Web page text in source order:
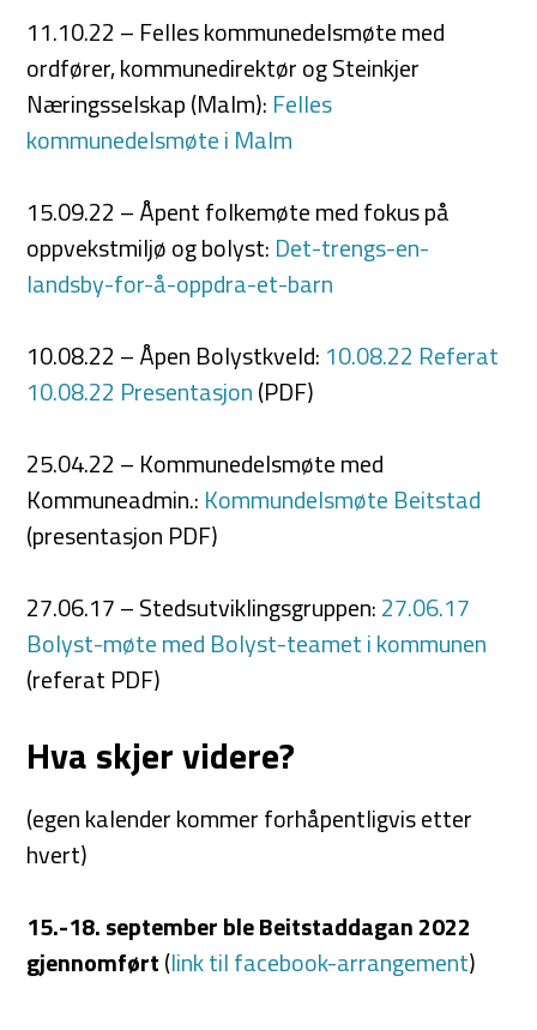
11.10.22 – Felles kommunedelsmøte med
ordfører, kommunedirektør og Steinkjer
Næringsselskap (Malm): Felles
kommunedelsmøte i Malm
15.09.22 – Åpent folkemøte med fokus på
oppvekstmiljø og bolyst: Det-trengs-en-
landsby-for-å-oppdra-et-barn
10.08.22 – Åpen Bolystkveld: 10.08.22 Referat
10.08.22 Presentasjon(PDF)
25.04.22 – Kommunedelsmøte med
Kommuneadmin.: Kommundelsmøte Beitstad
(presentasjon PDF)
27.06.17 – Stedsutviklingsgruppen:27.06.17
Bolyst-møte med Bolyst-teamet i kommunen
(referat PDF)
Hva skjer videre?
(egen kalender kommer forhåpentligvis etter
hvert)
15.-18. september ble Beitstaddagan 2022
gjennomført(link til facebook-arrangement)